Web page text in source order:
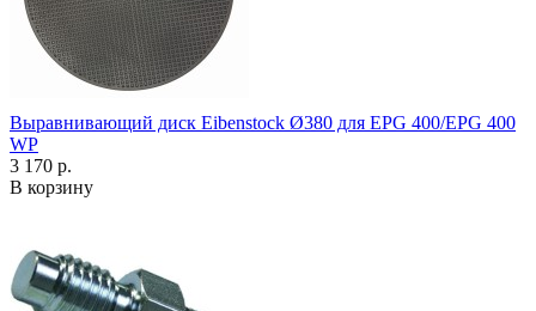
Выравнивающий диск Eibenstock Ø380 для EPG 400/EPG 400
WP
3 170 р.
В корзину